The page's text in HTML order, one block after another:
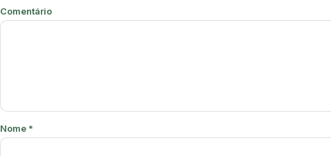
Comentário
Nome *